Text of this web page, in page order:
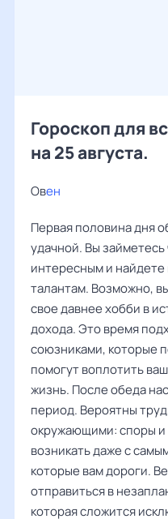
Гороскоп для
на 25 августа.
Овен
Первая половина дня
удачной. Вы
интересным и
талантам. Возможно,
свое давнее хобби в
дохода. Это время
союзниками, которые
помогут воплотить
жизнь. После обеда
период. Вероятны
окружающими: споры и
возникать даже с
которые вам дороги.
отправиться в
которая сложится